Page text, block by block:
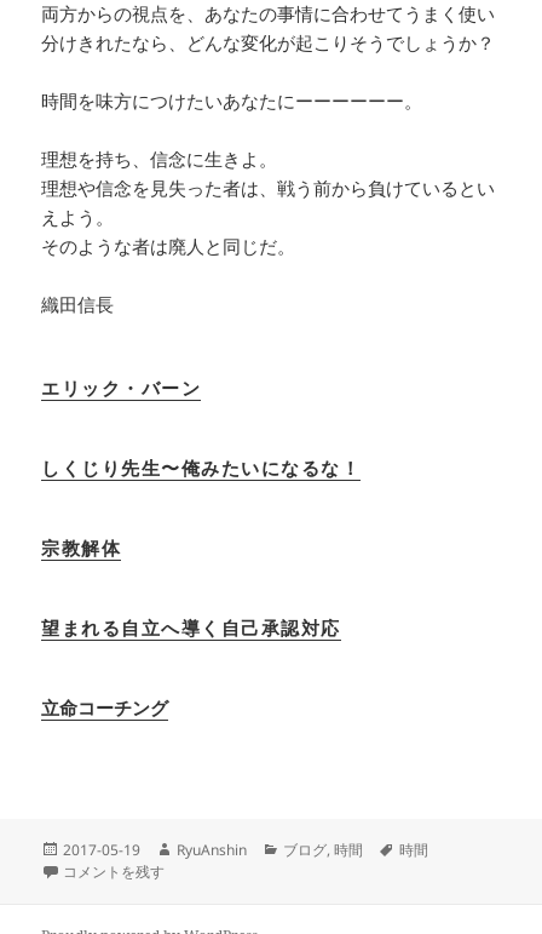
両方からの視点を、あなたの事情に合わせてうまく使い
分けきれたなら、どんな変化が起こりそうでしょうか？
時間を味方につけたいあなたにーーーーーー。
理想を持ち、信念に生きよ。
理想や信念を見失った者は、戦う前から負けているとい
えよう。
そのような者は廃人と同じだ。
織田信長
エリック・バーン
しくじり先生〜俺みたいになるな！
宗教解体
望まれる自立へ導く自己承認対応
立命コーチング
投
稿
2017-05-19
作
RyuAnshin
カ
ブログ,時間
タ
時間
時間を味方につける に
コメントを残す